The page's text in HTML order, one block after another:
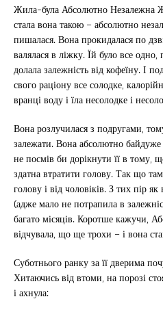
Жила-була Абсолютно Незалежна
стала вона такою – абсолютно
пишалася. Вона прокидалася по
валялася в ліжку. Їй було все
долала залежність від кофеїну. І
свого раціону все солодке,
вранці воду і їла несолодке і
Вона розлучилася з подругами,
залежати. Вона абсолютно
не посмів би дорікнути її в тому,
здатна втратити голову. Так що
голову і від чоловіків. З тих пір
(адже мало не потрапила в
багато місяців. Коротше кажучи,
відчувала, що ще трохи – і вона
Суботнього ранку за її дверима
Хитаючись від втоми, на порозі
і ахнула: